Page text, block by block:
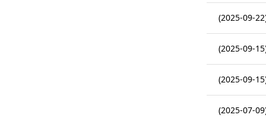
(2025-09-
(2025-09-
(2025-09-
(2025-07-